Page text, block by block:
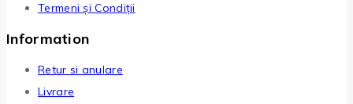
Termeni și Condiții
Information
Retur si anulare
Livrare